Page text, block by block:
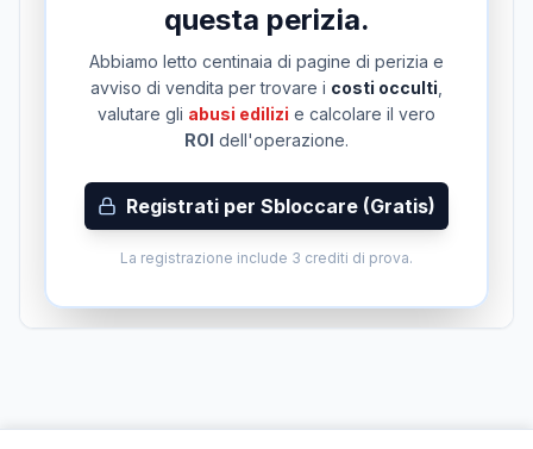
questa perizia.
Abbiamo letto centinaia di pagine di perizia e
avviso di vendita per trovare i costi occulti
valutare gli abusi edilizi e calcolare il vero
ROI dell'operazione.
Registrati per Sbloccare (Gratis)
La registrazione include 3 crediti di prova.